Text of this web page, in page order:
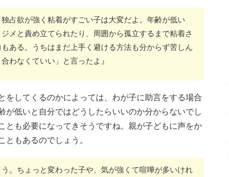
独占欲が強く粘着がすごい子は大変だよ。年齢が低い
メと責め立てられたり、周囲から孤立するまで粘着さ
ある。うちはまだ上手く避ける方法も分からず苦しん
わなくていい」と言ったよ』
をしてくるのかによっては、わが子に助言をする場合
が低いと自分ではどうしたらいいのか分からないでし
とも必要になってきそうですね。親が子どもに声をか
ともあるのでしょう。
う。ちょっと変わった子や、気が強くて喧嘩が多いけれ